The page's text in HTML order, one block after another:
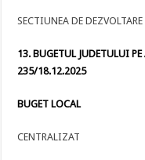
SECTIUNEA DE DEZVOLTARE
13. BUGETUL JUDETULUI
235/18.12.2025
BUGET LOCAL
CENTRALIZAT